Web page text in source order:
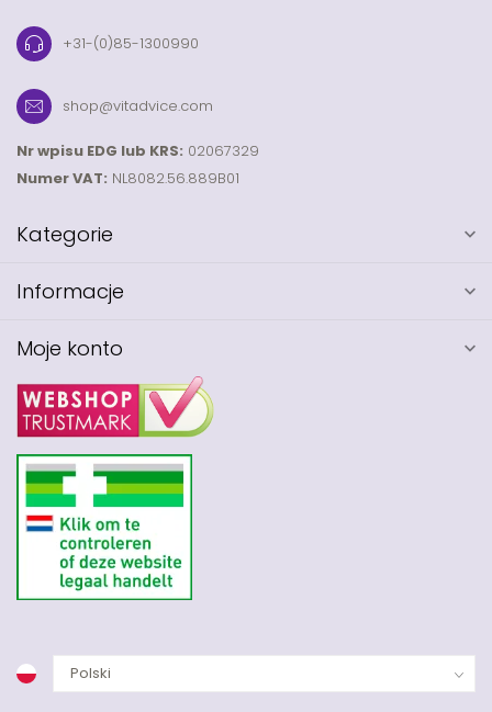
+31-(0)85-1300990
shop@vitadvice.com
Nr wpisu EDG lub KRS: 02067329
Numer VAT: NL8082.56.889B01
Kategorie
Informacje
Moje konto